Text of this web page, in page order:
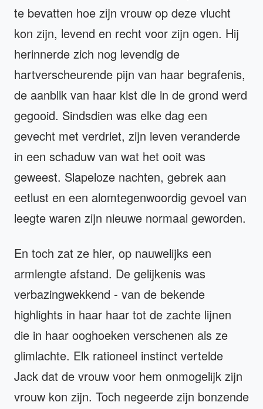
te bevatten hoe zijn vrouw op deze vlucht
kon zijn, levend en recht voor zijn ogen. Hij
herinnerde zich nog levendig de
hartverscheurende pijn van haar begrafenis,
de aanblik van haar kist die in de grond werd
gegooid. Sindsdien was elke dag een
gevecht met verdriet, zijn leven veranderde
in een schaduw van wat het ooit was
geweest. Slapeloze nachten, gebrek aan
eetlust en een alomtegenwoordig gevoel van
leegte waren zijn nieuwe normaal geworden.
En toch zat ze hier, op nauwelijks een
armlengte afstand. De gelijkenis was
verbazingwekkend - van de bekende
highlights in haar haar tot de zachte lijnen
die in haar ooghoeken verschenen als ze
glimlachte. Elk rationeel instinct vertelde
Jack dat de vrouw voor hem onmogelijk zijn
vrouw kon zijn. Toch negeerde zijn bonzende